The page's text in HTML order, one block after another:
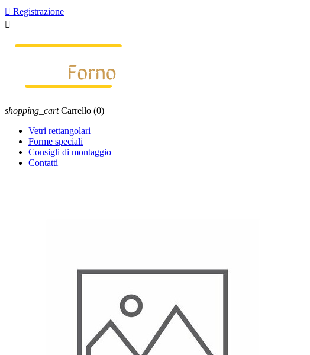
 Registrazione

shopping_cart Carrello (0)
Vetri rettangolari
Forme speciali
Consigli di montaggio
Contatti